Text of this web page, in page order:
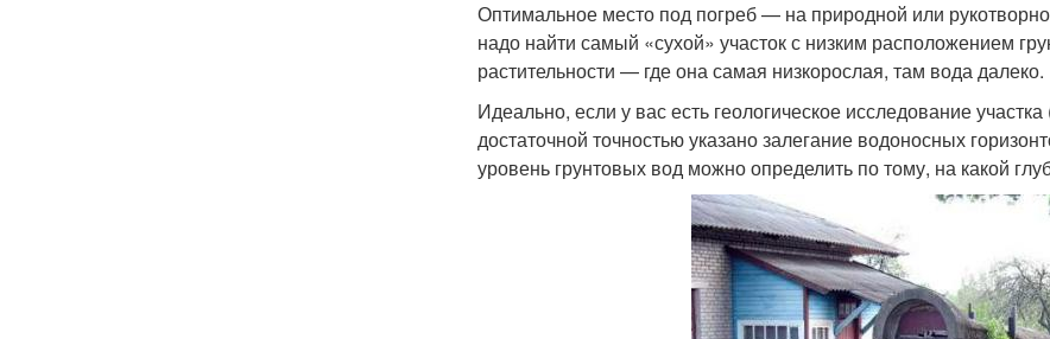
Оптимальное место под погреб — на природной или
надо найти самый «сухой» участок с низким расположением
растительности — где она самая низкорослая, там вода далеко.
Идеально, если у вас есть геологическое исследование
достаточной точностью указано залегание водоносных
уровень грунтовых вод можно определить по тому, на какой